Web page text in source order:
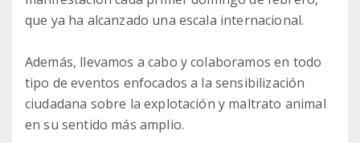
que ya ha alcanzado una escala internacional.
Además, llevamos a cabo y colaboramos en todo
tipo de eventos enfocados a la sensibilización
ciudadana sobre la explotación y maltrato animal
en su sentido más amplio.